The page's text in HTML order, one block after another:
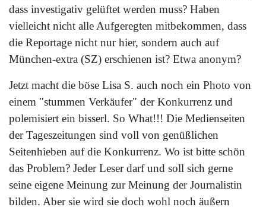
dass investigativ gelüftet werden muss? Haben
vielleicht nicht alle Aufgeregten mitbekommen, dass
die Reportage nicht nur hier, sondern auch auf
München-extra (SZ) erschienen ist? Etwa anonym?
Jetzt macht die böse Lisa S. auch noch ein Photo von
einem "stummen Verkäufer" der Konkurrenz und
polemisiert ein bisserl. So What!!! Die Medienseiten
der Tageszeitungen sind voll von genüßlichen
Seitenhieben auf die Konkurrenz. Wo ist bitte schön
das Problem? Jeder Leser darf und soll sich gerne
seine eigene Meinung zur Meinung der Journalistin
bilden. Aber sie wird sie doch wohl noch äußern